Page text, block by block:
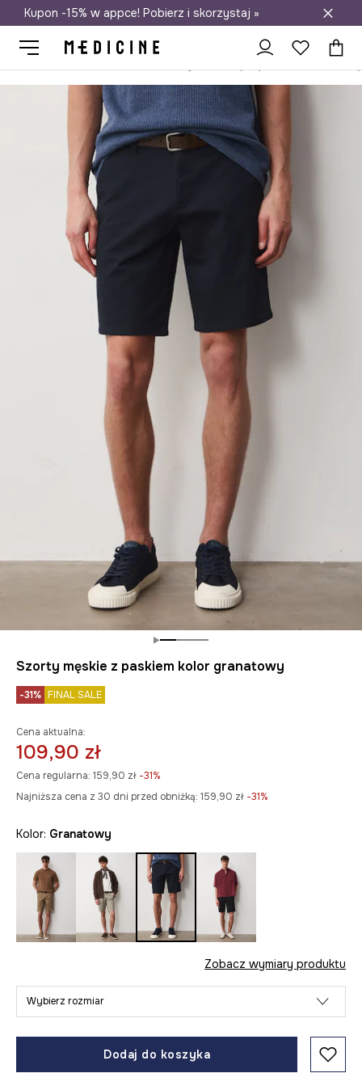
Darmowa dostawa do salonów
Kupon -15% w appce! Pobierz i skorzystaj »
Szorty męskie z paskiem kolor granatowy
-31% FINAL SALE
Cena aktualna:
109,90 zł
Cena regularna: 159,90 zł -31%
Najniższa cena z 30 dni przed obniżką: 159,90 zł -31%
Kolor: granatowy
Zobacz wymiary produktu
Wybierz rozmiar
Dodaj do koszyka